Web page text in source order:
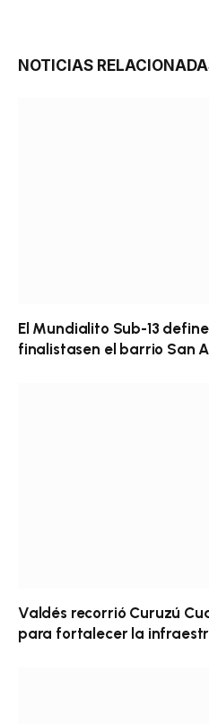
NOTICIAS
El Mundialito Sub-13
finalistasen el barrio San
Valdés recorrió Curuzú
para fortalecer la